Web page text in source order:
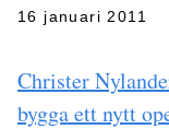
16 januari 2011
Christer
bygga ett nytt